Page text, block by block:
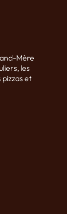
Mère
les
et